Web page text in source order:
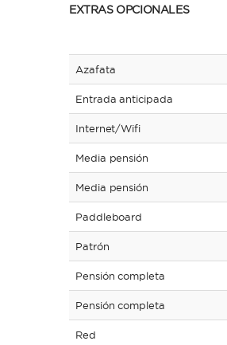
EXTRAS OPCIONALES
Azafata
Entrada anticipada
Internet/Wifi
Media pensión
Media pensión
Paddleboard
Patrón
Pensión completa
Pensión completa
Red